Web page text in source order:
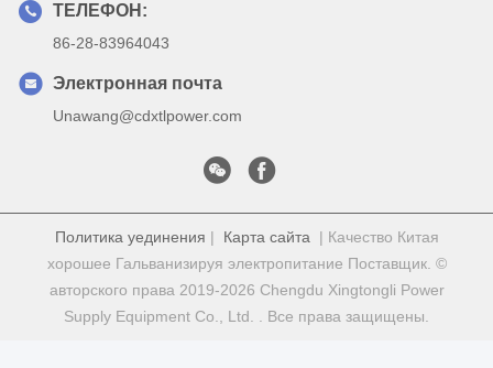
ТЕЛЕФОН:
86-28-83964043
Электронная почта
Unawang@cdxtlpower.com
Политика уединения | Карта сайта| Качество Китая
хорошее Гальванизируя электропитание Поставщик. ©
авторского права 2019-2026 Chengdu Xingtongli Power
Supply Equipment Co., Ltd. . Все права защищены.